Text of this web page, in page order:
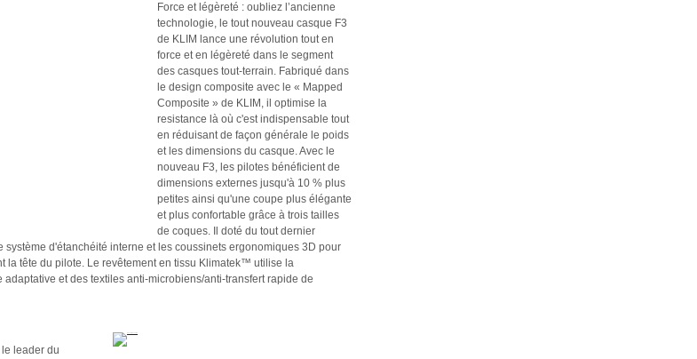
Force et légèreté : oubliez l’ancienne
technologie, le tout nouveau casque F3
de KLIM lance une révolution tout en
force et en légèreté dans le segment
des casques tout-terrain. Fabriqué dans
le design composite avec le « Mapped
Composite » de KLIM, il optimise la
resistance là où c'est indispensable tout
en réduisant de façon générale le poids
et les dimensions du casque. Avec le
nouveau F3, les pilotes bénéficient de
dimensions externes jusqu'à 10 % plus
petites ainsi qu'une coupe plus élégante
et plus confortable grâce à trois tailles
de coques. Il doté du tout dernier
système d'étanchéité interne et les coussinets ergonomiques 3D pour
la tête du pilote. Le revêtement en tissu Klimatek™ utilise la
et des textiles anti-microbiens/anti-transfert rapide de
leader du